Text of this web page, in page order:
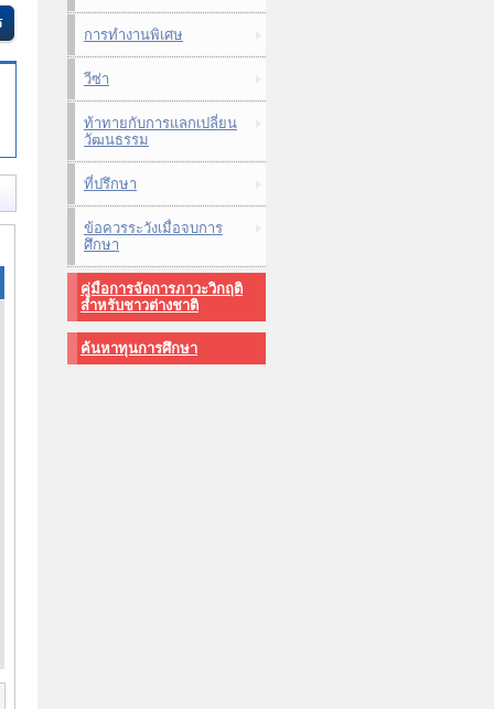
การทำงานพิเศษ
วีซ่า
ท้าทายกับการแลกเปลี่ยน
วัฒนธรรม
ที่ปรึกษา
ข้อควรระวังเมื่อจบการ
ศึกษา
คู่มือการจัดการภาวะวิกฤติ
สำหรับชาวต่างชาติ
ค้นหาทุนการศึกษา